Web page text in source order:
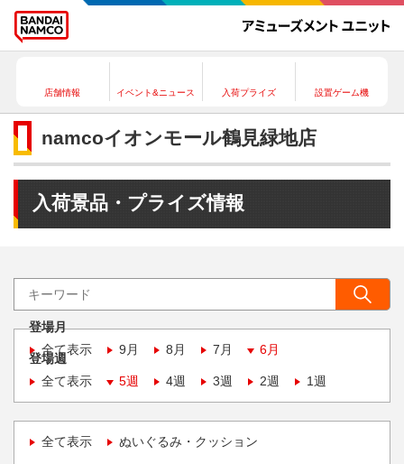
店舗情報 イベント&ニュース 入荷プライズ 設置ゲーム機
namcoイオンモール鶴見緑地店
入荷景品・プライズ情報
登場月
全て表示
9月 8月 7月 6月
登場週
全て表示
5週 4週 3週 2週 1週
全て表示 ぬいぐるみ・クッション